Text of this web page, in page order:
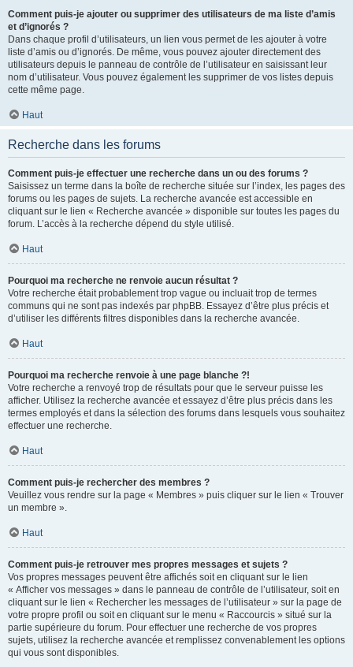
Comment puis-je ajouter ou supprimer des utilisateurs de ma liste d’amis
et d’ignorés ?
Dans chaque profil d’utilisateurs, un lien vous permet de les ajouter à votre
liste d’amis ou d’ignorés. De même, vous pouvez ajouter directement des
utilisateurs depuis le panneau de contrôle de l’utilisateur en saisissant leur
nom d’utilisateur. Vous pouvez également les supprimer de vos listes depuis
cette même page.
Haut
Recherche dans les forums
Comment puis-je effectuer une recherche dans un ou des forums ?
Saisissez un terme dans la boîte de recherche située sur l’index, les pages des
forums ou les pages de sujets. La recherche avancée est accessible en
cliquant sur le lien « Recherche avancée » disponible sur toutes les pages du
forum. L’accès à la recherche dépend du style utilisé.
Haut
Pourquoi ma recherche ne renvoie aucun résultat ?
Votre recherche était probablement trop vague ou incluait trop de termes
communs qui ne sont pas indexés par phpBB. Essayez d’être plus précis et
d’utiliser les différents filtres disponibles dans la recherche avancée.
Haut
Pourquoi ma recherche renvoie à une page blanche ?!
Votre recherche a renvoyé trop de résultats pour que le serveur puisse les
afficher. Utilisez la recherche avancée et essayez d’être plus précis dans les
termes employés et dans la sélection des forums dans lesquels vous souhaitez
effectuer une recherche.
Haut
Comment puis-je rechercher des membres ?
Veuillez vous rendre sur la page « Membres » puis cliquer sur le lien « Trouver
un membre ».
Haut
Comment puis-je retrouver mes propres messages et sujets ?
Vos propres messages peuvent être affichés soit en cliquant sur le lien
« Afficher vos messages » dans le panneau de contrôle de l’utilisateur, soit en
cliquant sur le lien « Rechercher les messages de l’utilisateur » sur la page de
votre propre profil ou soit en cliquant sur le menu « Raccourcis » situé sur la
partie supérieure du forum. Pour effectuer une recherche de vos propres
sujets, utilisez la recherche avancée et remplissez convenablement les options
qui vous sont disponibles.